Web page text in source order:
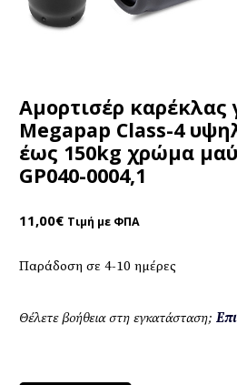
Αμορτισέρ καρέκλας
Megapap Class-4
έως 150kg χρώμα
GP040-0004,1
11,00€ Τιμή με ΦΠΑ
Παράδοση σε 4-10 ημέρες
Θέλετε βοήθεια στη εγκατάσταση;